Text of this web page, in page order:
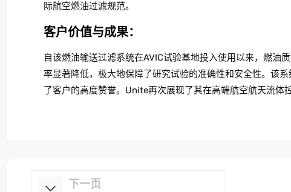
际航空燃油过滤规范。
客户价值与成果：
自该燃油输送过滤系统在AVIC试验基地投入使用以来，燃油
率显著降低，极大地保障了研究试验的准确性和安全性。该
了客户的高度赞誉。Unite再次展现了其在高端航空航天流体
下一页